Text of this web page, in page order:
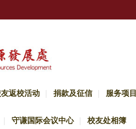
返校活动 捐款及征信 服务项目
守谦国际会议中心 校友处相簿